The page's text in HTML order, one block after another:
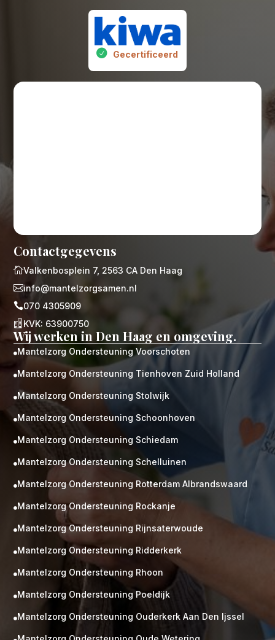
Gecertificeerd
Contactgegevens
Valkenbosplein 7, 2563 CA Den Haag
info@mantelzorgsamen.nl
070 4305909
 KVK: 63900750
Wij werken in Den Haag en omgeving.
Mantelzorg Ondersteuning Voorschoten
Mantelzorg Ondersteuning Tienhoven Zuid Holland
Mantelzorg Ondersteuning Stolwijk
Mantelzorg Ondersteuning Schoonhoven
Mantelzorg Ondersteuning Schiedam
Mantelzorg Ondersteuning Schelluinen
Mantelzorg Ondersteuning Rotterdam Albrandswaard
Mantelzorg Ondersteuning Rockanje
Mantelzorg Ondersteuning Rijnsaterwoude
Mantelzorg Ondersteuning Ridderkerk
Mantelzorg Ondersteuning Rhoon
Mantelzorg Ondersteuning Poeldijk
Mantelzorg Ondersteuning Ouderkerk Aan Den Ijssel